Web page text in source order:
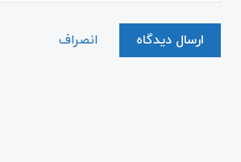
ارسال دیدگاه انصراف